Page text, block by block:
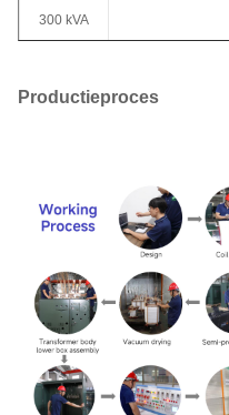
12.47KV
1247 Grdy/7200
4160GrdY/2400
of andere
300 kVA
2500 KVA
3000 KVA
3735 KVA
Productieproces